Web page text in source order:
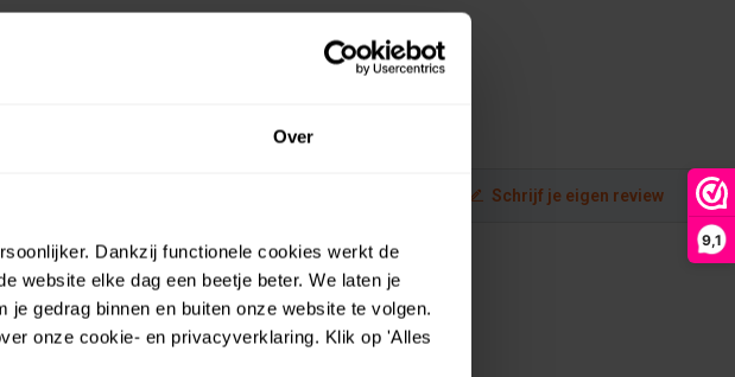
Over
Dankzij functionele cookies werkt de
website elke dag een beetje beter. We laten je
gedrag binnen en buiten onze website te volgen.
onze cookie- en privacyverklaring. Klik op 'Alles
9,1
Schrijf je eigen review